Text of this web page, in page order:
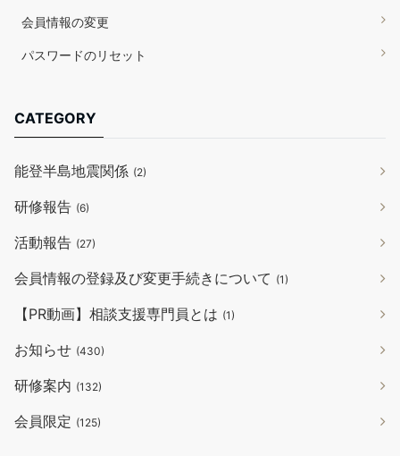
会員情報の変更
パスワードのリセット
CATEGORY
能登半島地震関係 (2)
研修報告 (6)
活動報告 (27)
会員情報の登録及び変更手続きについて (1)
【PR動画】相談支援専門員とは (1)
お知らせ (430)
研修案内 (132)
会員限定 (125)